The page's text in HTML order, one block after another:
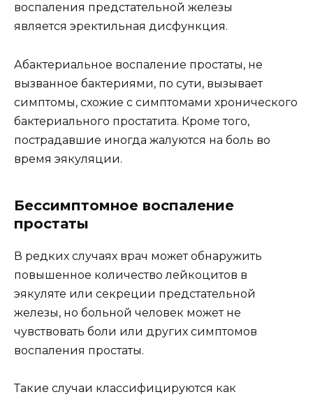
воспаления предстательной железы
является эректильная дисфункция.
Абактериальное воспаление простаты, не
вызванное бактериями, по сути, вызывает
симптомы, схожие с симптомами хронического
бактериального простатита. Кроме того,
пострадавшие иногда жалуются на боль во
время эякуляции.
Бессимптомное воспаление
простаты
В редких случаях врач может обнаружить
повышенное количество лейкоцитов в
эякуляте или секреции предстательной
железы, но больной человек может не
чувствовать боли или других симптомов
воспаления простаты.
Такие случаи классифицируются как